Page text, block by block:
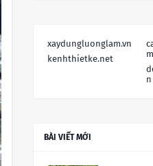
xaydungluonglam.vn
m
kenhthietke.net
n
BÀI VIẾT MỚI